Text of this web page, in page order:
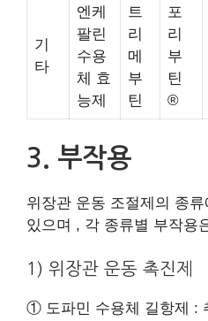
기
타
엔케
팔린
수용
체 효
능제
트
리
메
부
틴
포
리
부
틴
®
3. 부작용
위장관 운동 조절제의 종
있으며 , 각 종류별 부작용
1) 위장관 운동 촉진제
① 도파민 수용체 길항제 :